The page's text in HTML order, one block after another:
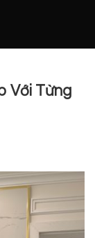
Với Từng